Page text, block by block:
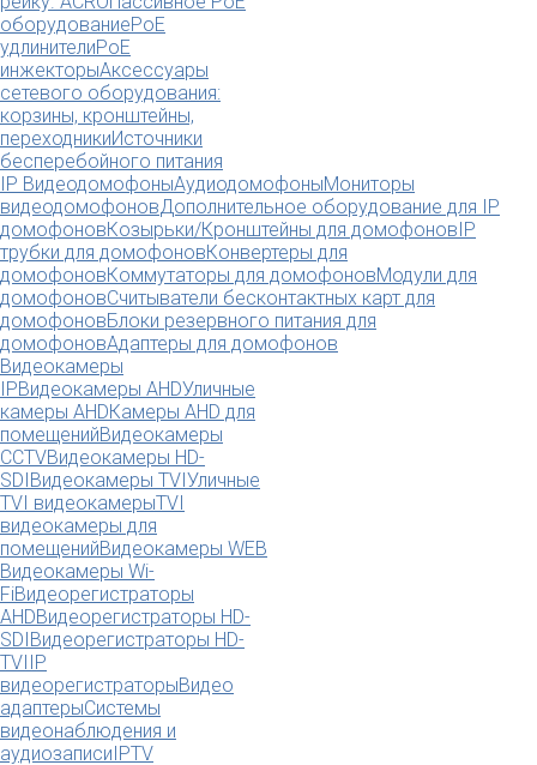
оборудованиеPoE
удлинителиPoE
инжекторыАксессуары
сетевого оборудования:
корзины, кронштейны,
переходникиИсточники
бесперебойного питания
IP ВидеодомофоныАудиодомофоныМониторы
видеодомофоновДополнительное оборудование для IP
домофоновКозырьки/Кронштейны для домофоновIP
трубки для домофоновКонвертеры для
домофоновКоммутаторы для домофоновМодули для
домофоновСчитыватели бесконтактных карт для
домофоновБлоки резервного питания для
домофоновАдаптеры для домофонов
Видеокамеры
IPВидеокамеры AHDУличные
камеры AHDКамеры AHD для
помещенийВидеокамеры
CCTVВидеокамеры HD-
SDIВидеокамеры TVIУличные
TVI видеокамерыTVI
видеокамеры для
помещенийВидеокамеры WEB
Видеокамеры Wi-
FiВидеорегистраторы
AHDВидеорегистраторы HD-
SDIВидеорегистраторы HD-
TVI IP
видеорегистраторыВидео
адаптерыСистемы
видеонаблюдения и
аудиозаписиIPTV